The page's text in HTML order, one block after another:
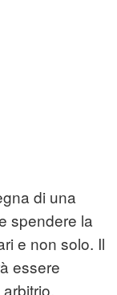
di una
spendere la
e non solo. Il
essere